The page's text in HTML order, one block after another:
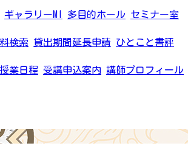
ギャラリーMI 多目的ホール セミナー室
検索 貸出期間延長申請 ひとこと書評
授業日程 受講申込案内 講師プロフィール